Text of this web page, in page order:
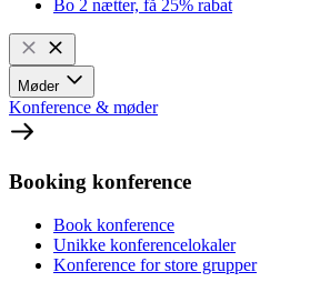
Bo 2 nætter, få 25% rabat
Møder
Konference & møder
Booking konference
Book konference
Unikke konferencelokaler
Konference for store grupper